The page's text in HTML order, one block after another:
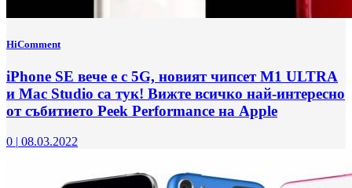
HiComment
iPhone SE вече e с 5G, новият чипсет M1 ULTRA
и Mac Studio са тук! Вижте всичко най-интересно
от събитието Peek Performance на Apple
0 | 08.03.2022